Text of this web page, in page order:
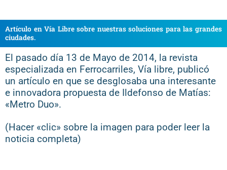
Artículo en Vía Libre sobre nuestras soluciones para las grandes
ciudades.
El pasado día 13 de Mayo de 2014, la revista
especializada en Ferrocarriles, Vía libre, publicó
un artículo en que se desglosaba una interesante
e innovadora propuesta de Ildefonso de Matías:
«Metro Duo».
(Hacer «clic» sobre la imagen para poder leer la
noticia completa)